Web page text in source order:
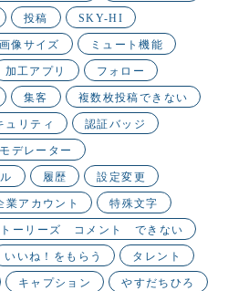
投稿 SKY-HI
画像サイズ ミュート機能
加工アプリ フォロー
集客 複数枚投稿できない
ュリティ 認証バッジ
モデレーター
履歴 設定変更
業アカウント 特殊文字
ーリーズ コメント できない
いいね！をもらう タレント
キャプション やすだちひろ